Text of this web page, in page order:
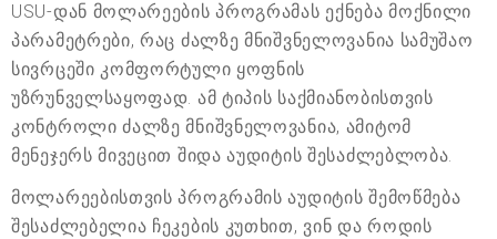
USU-დან მოლარეების პროგრამას ექნება მოქნილი
პარამეტრები, რაც ძალზე მნიშვნელოვანია სამუშაო
სივრცეში კომფორტული ყოფნის
უზრუნველსაყოფად. ამ ტიპის საქმიანობისთვის
კონტროლი ძალზე მნიშვნელოვანია, ამიტომ
მენეჯერს მივეცით შიდა აუდიტის შესაძლებლობა.
მოლარეებისთვის პროგრამის აუდიტის შემოწმება
შესაძლებელია ჩეკების კუთხით, ვინ და როდის